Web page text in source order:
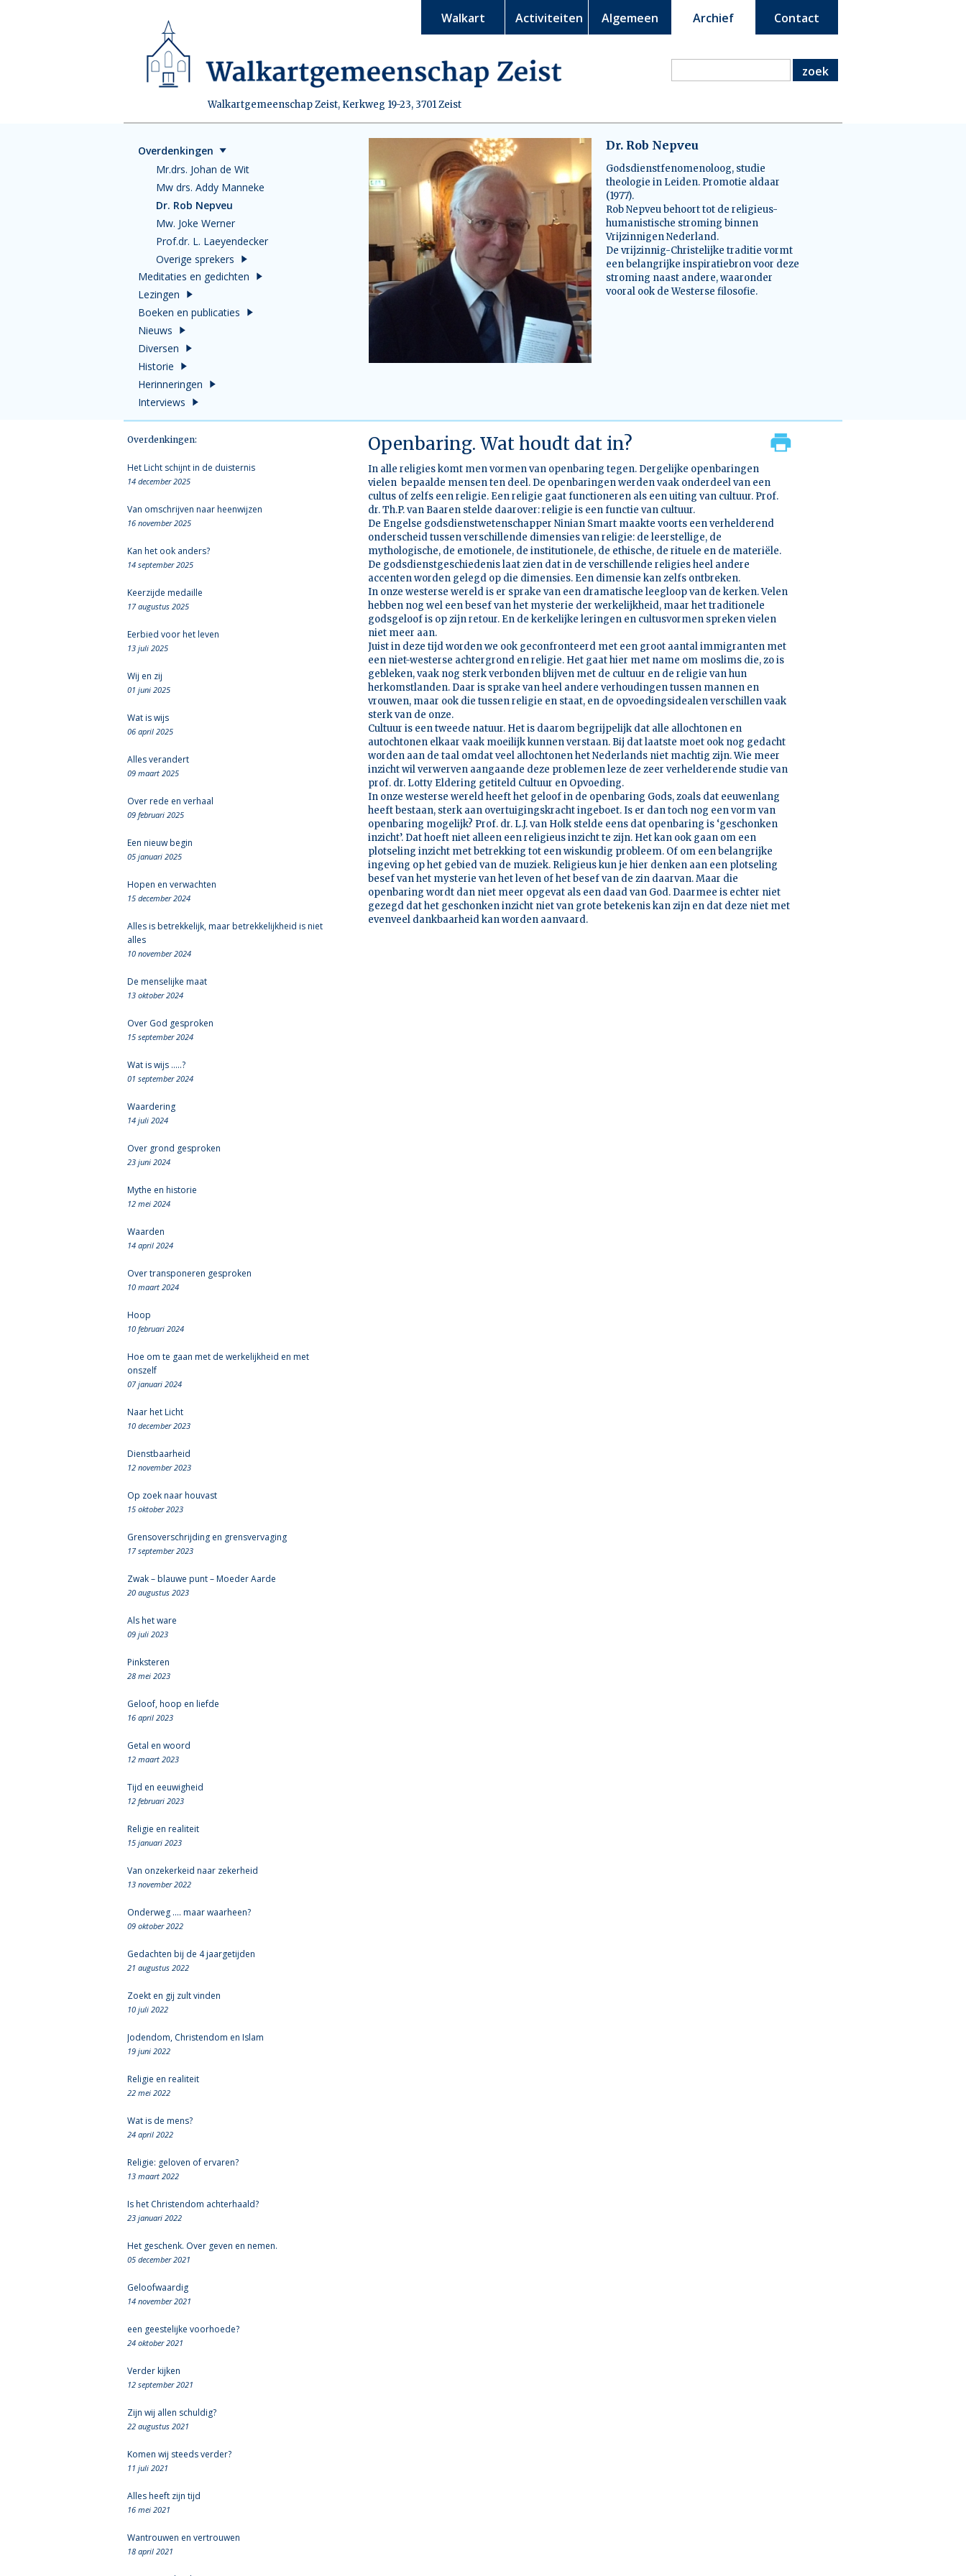
Walkartgemeenschap Zeist, Kerkweg 19-23, 3701 Zeist
Walkart Activiteiten Algemeen Archief Contact
zoek
Overdenkingen
Mr.drs. Johan de Wit
Mw drs. Addy Manneke
Dr. Rob Nepveu
Mw. Joke Werner
Prof.dr. L. Laeyendecker
Overige sprekers
Meditaties en gedichten
Lezingen
Boeken en publicaties
Nieuws
Diversen
Historie
Herinneringen
Interviews
Dr. Rob Nepveu
Godsdienstfenomenoloog, studie
theologie in Leiden. Promotie aldaar
(1977).
Rob Nepveu behoort tot de religieus-
humanistische stroming binnen
Vrijzinnigen Nederland.
De vrijzinnig-Christelijke traditie vormt
een belangrijke inspiratiebron voor deze
stroming naast andere, waaronder
vooral ook de Westerse filosofie.
Overdenkingen:
Het Licht schijnt in de duisternis
14 december 2025
Van omschrijven naar heenwijzen
16 november 2025
Kan het ook anders?
14 september 2025
Keerzijde medaille
17 augustus 2025
Eerbied voor het leven
13 juli 2025
Wij en zij
01 juni 2025
Wat is wijs
06 april 2025
Alles verandert
09 maart 2025
Over rede en verhaal
09 februari 2025
Een nieuw begin
05 januari 2025
Hopen en verwachten
15 december 2024
Alles is betrekkelijk, maar betrekkelijkheid is niet
alles
10 november 2024
De menselijke maat
13 oktober 2024
Over God gesproken
15 september 2024
Wat is wijs .....?
01 september 2024
Waardering
14 juli 2024
Over grond gesproken
23 juni 2024
Mythe en historie
12 mei 2024
Waarden
14 april 2024
Over transponeren gesproken
10 maart 2024
Hoop
10 februari 2024
Hoe om te gaan met de werkelijkheid en met
onszelf
07 januari 2024
Naar het Licht
10 december 2023
Dienstbaarheid
12 november 2023
Op zoek naar houvast
15 oktober 2023
Grensoverschrijding en grensvervaging
17 september 2023
Zwak – blauwe punt – Moeder Aarde
20 augustus 2023
Als het ware
09 juli 2023
Pinksteren
28 mei 2023
Geloof, hoop en liefde
16 april 2023
Getal en woord
12 maart 2023
Tijd en eeuwigheid
12 februari 2023
Religie en realiteit
15 januari 2023
Van onzekerkeid naar zekerheid
13 november 2022
Onderweg .... maar waarheen?
09 oktober 2022
Gedachten bij de 4 jaargetijden
21 augustus 2022
Zoekt en gij zult vinden
10 juli 2022
Jodendom, Christendom en Islam
19 juni 2022
Religie en realiteit
22 mei 2022
Wat is de mens?
24 april 2022
Religie: geloven of ervaren?
13 maart 2022
Is het Christendom achterhaald?
23 januari 2022
Het geschenk. Over geven en nemen.
05 december 2021
Geloofwaardig
14 november 2021
een geestelijke voorhoede?
24 oktober 2021
Verder kijken
12 september 2021
Zijn wij allen schuldig?
22 augustus 2021
Komen wij steeds verder?
11 juli 2021
Alles heeft zijn tijd
16 mei 2021
Wantrouwen en vertrouwen
18 april 2021
Openbaring. Wat houdt dat in?
In alle religies komt men vormen van openbaring tegen. Dergelijke openbaringen
vielen bepaalde mensen ten deel. De openbaringen werden vaak onderdeel van een
cultus of zelfs een religie. Een religie gaat functioneren als een uiting van cultuur. Prof.
dr. Th.P. van Baaren stelde daarover: religie is een functie van cultuur.
De Engelse godsdienstwetenschapper Ninian Smart maakte voorts een verhelderend
onderscheid tussen verschillende dimensies van religie: de leerstellige, de
mythologische, de emotionele, de institutionele, de ethische, de rituele en de materiële.
De godsdienstgeschiedenis laat zien dat in de verschillende religies heel andere
accenten worden gelegd op die dimensies. Een dimensie kan zelfs ontbreken.
In onze westerse wereld is er sprake van een dramatische leegloop van de kerken. Velen
hebben nog wel een besef van het mysterie der werkelijkheid, maar het traditionele
godsgeloof is op zijn retour. En de kerkelijke leringen en cultusvormen spreken vielen
niet meer aan.
Juist in deze tijd worden we ook geconfronteerd met een groot aantal immigranten met
een niet-westerse achtergrond en religie. Het gaat hier met name om moslims die, zo is
gebleken, vaak nog sterk verbonden blijven met de cultuur en de religie van hun
herkomstlanden. Daar is sprake van heel andere verhoudingen tussen mannen en
vrouwen, maar ook die tussen religie en staat, en de opvoedingsidealen verschillen vaak
sterk van de onze.
Cultuur is een tweede natuur. Het is daarom begrijpelijk dat alle allochtonen en
autochtonen elkaar vaak moeilijk kunnen verstaan. Bij dat laatste moet ook nog gedacht
worden aan de taal omdat veel allochtonen het Nederlands niet machtig zijn. Wie meer
inzicht wil verwerven aangaande deze problemen leze de zeer verhelderende studie van
prof. dr. Lotty Eldering getiteld Cultuur en Opvoeding.
In onze westerse wereld heeft het geloof in de openbaring Gods, zoals dat eeuwenlang
heeft bestaan, sterk aan overtuigingskracht ingeboet. Is er dan toch nog een vorm van
openbaring mogelijk? Prof. dr. L.J. van Holk stelde eens dat openbaring is ‘geschonken
inzicht’. Dat hoeft niet alleen een religieus inzicht te zijn. Het kan ook gaan om een
plotseling inzicht met betrekking tot een wiskundig probleem. Of om een belangrijke
ingeving op het gebied van de muziek. Religieus kun je hier denken aan een plotseling
besef van het mysterie van het leven of het besef van de zin daarvan. Maar die
openbaring wordt dan niet meer opgevat als een daad van God. Daarmee is echter niet
gezegd dat het geschonken inzicht niet van grote betekenis kan zijn en dat deze niet met
evenveel dankbaarheid kan worden aanvaard.